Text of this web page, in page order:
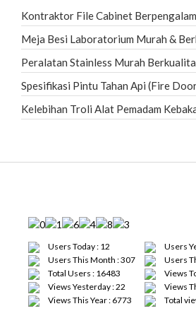
Kontraktor File Cabinet
Meja Besi Laboratorium Murah &
Peralatan Stainless Murah
Spesifikasi Pintu Tahan Api (Fire
Kelebihan Troli Alat Pemadam
Users Today : 12
Users
Users This Month : 307
Users
Total Users : 16483
Views
Views Yesterday : 22
Views
Views This Year : 6773
Total